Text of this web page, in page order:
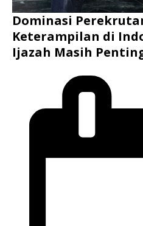
Dominasi
Keterampilan di
Ijazah Masih